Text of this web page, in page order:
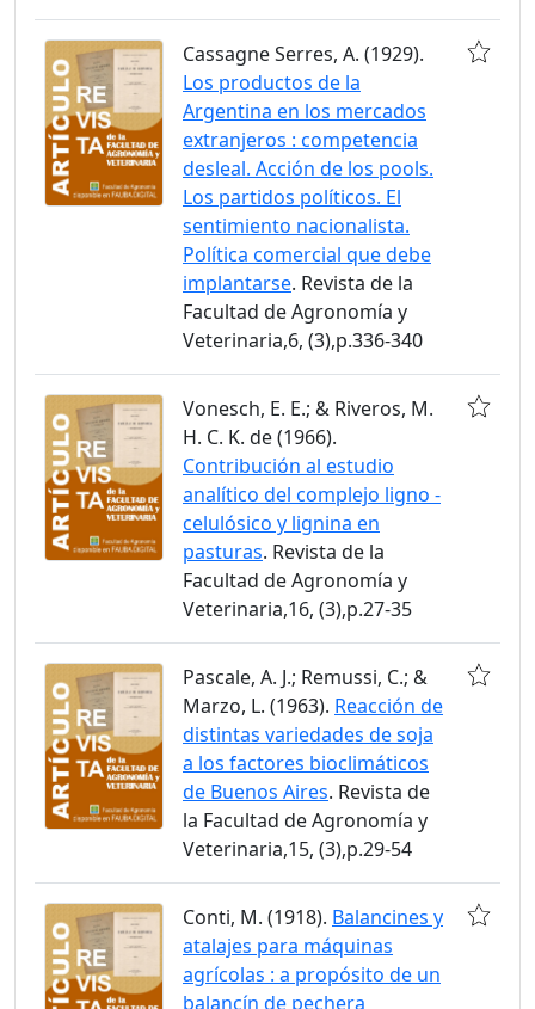
Cassagne Serres, A. (1929).
Los productos de la
Argentina en los mercados
extranjeros : competencia
desleal. Acción de los pools.
Los partidos políticos. El
sentimiento nacionalista.
Política comercial que debe
implantarse. Revista de la
Facultad de Agronomía y
Veterinaria,6, (3),p.336-340
Vonesch, E. E.; & Riveros, M.
H. C. K. de (1966).
Contribución al estudio
analítico del complejo ligno -
celulósico y lignina en
pasturas. Revista de la
Facultad de Agronomía y
Veterinaria,16, (3),p.27-35
Pascale, A. J.; Remussi, C.; &
Marzo, L. (1963). Reacción de
distintas variedades de soja
a los factores bioclimáticos
de Buenos Aires. Revista de
la Facultad de Agronomía y
Veterinaria,15, (3),p.29-54
Conti, M. (1918). Balancines y
atalajes para máquinas
agrícolas : a propósito de un
balancín de pechera